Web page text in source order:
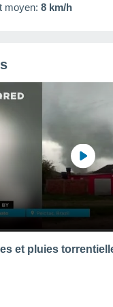
moyen: 8 km/h
et pluies